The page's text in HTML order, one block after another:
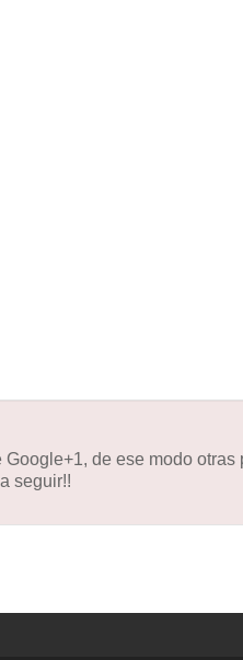
de ese modo otras
seguir!!